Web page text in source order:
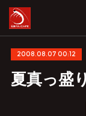
2008.08.07 00:12
夏真っ盛り